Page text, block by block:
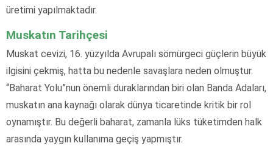
üretimi yapılmaktadır.
Muskatın Tarihçesi
Muskat cevizi, 16. yüzyılda Avrupalı sömürgeci güçlerin büyük
ilgisini çekmiş, hatta bu nedenle savaşlara neden olmuştur.
“Baharat Yolu”nun önemli duraklarından biri olan Banda Adaları,
muskatın ana kaynağı olarak dünya ticaretinde kritik bir rol
oynamıştır. Bu değerli baharat, zamanla lüks tüketimden halk
arasında yaygın kullanıma geçiş yapmıştır.